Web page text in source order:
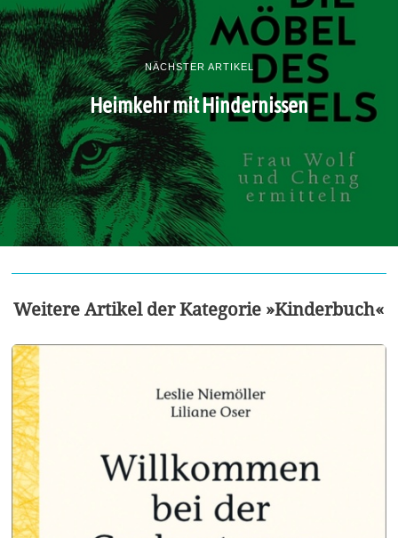
NÄCHSTER ARTIKEL
Heimkehr mit Hindernissen
Weitere Artikel der Kategorie »Kinderbuch«